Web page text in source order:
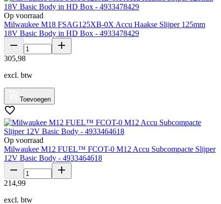
Op voorraad
Milwaukee M18 FSAG125XB-0X Accu Haakse Slijper 125mm
18V Basic Body in HD Box - 4933478429
305,98
excl. btw
Toevoegen
Op voorraad
Milwaukee M12 FUEL™ FCOT-0 M12 Accu Subcompacte Slijper
12V Basic Body - 4933464618
214,99
excl. btw